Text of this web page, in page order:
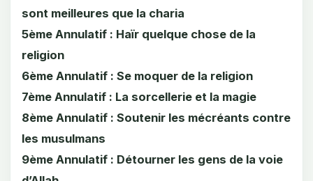
sont meilleures que la charia
5ème Annulatif : Haïr quelque chose de la
religion
6ème Annulatif : Se moquer de la religion
7ème Annulatif : La sorcellerie et la magie
8ème Annulatif : Soutenir les mécréants contre
les musulmans
9ème Annulatif : Détourner les gens de la voie